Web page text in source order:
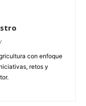
con enfoque
retos y